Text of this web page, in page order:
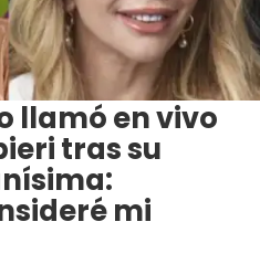
llamó en vivo
tras su
mi